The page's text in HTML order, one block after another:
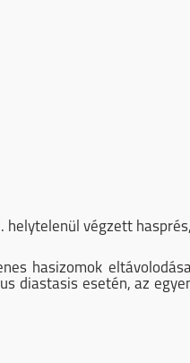
végzett
hasizomok
diastasis esetén, az